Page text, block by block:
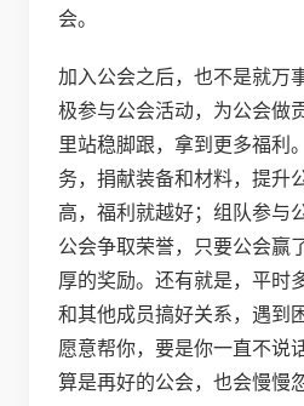
会。
加入公会之后，也不是就万
极参与公会活动，为公会做
里站稳脚跟，拿到更多福利
务，捐献装备和材料，提升
高，福利就越好；组队参与
公会争取荣誉，只要公会赢
厚的奖励。还有就是，平时
和其他成员搞好关系，遇到
愿意帮你，要是你一直不说
算是再好的公会，也会慢慢